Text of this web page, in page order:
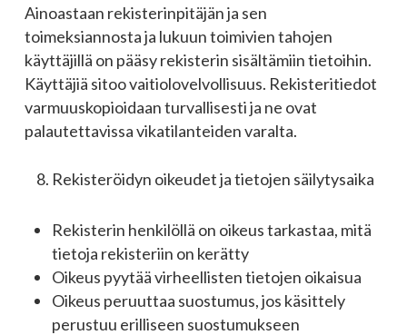
Ainoastaan rekisterinpitäjän ja sen
toimeksiannosta ja lukuun toimivien tahojen
käyttäjillä on pääsy rekisterin sisältämiin tietoihin.
Käyttäjiä sitoo vaitiolovelvollisuus. Rekisteritiedot
varmuuskopioidaan turvallisesti ja ne ovat
palautettavissa vikatilanteiden varalta.
Rekisteröidyn oikeudet ja tietojen säilytysaika
Rekisterin henkilöllä on oikeus tarkastaa, mitä
tietoja rekisteriin on kerätty
Oikeus pyytää virheellisten tietojen oikaisua
Oikeus peruuttaa suostumus, jos käsittely
perustuu erilliseen suostumukseen